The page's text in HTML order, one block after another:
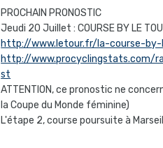
PROCHAIN PRONOSTIC
Jeudi 20 Juillet : COURSE BY LE
http://www.letour.fr/la-course-
http://www.procyclingstats.com/
st
ATTENTION, ce pronostic ne
la Coupe du Monde féminine)
L'étape 2, course poursuite à